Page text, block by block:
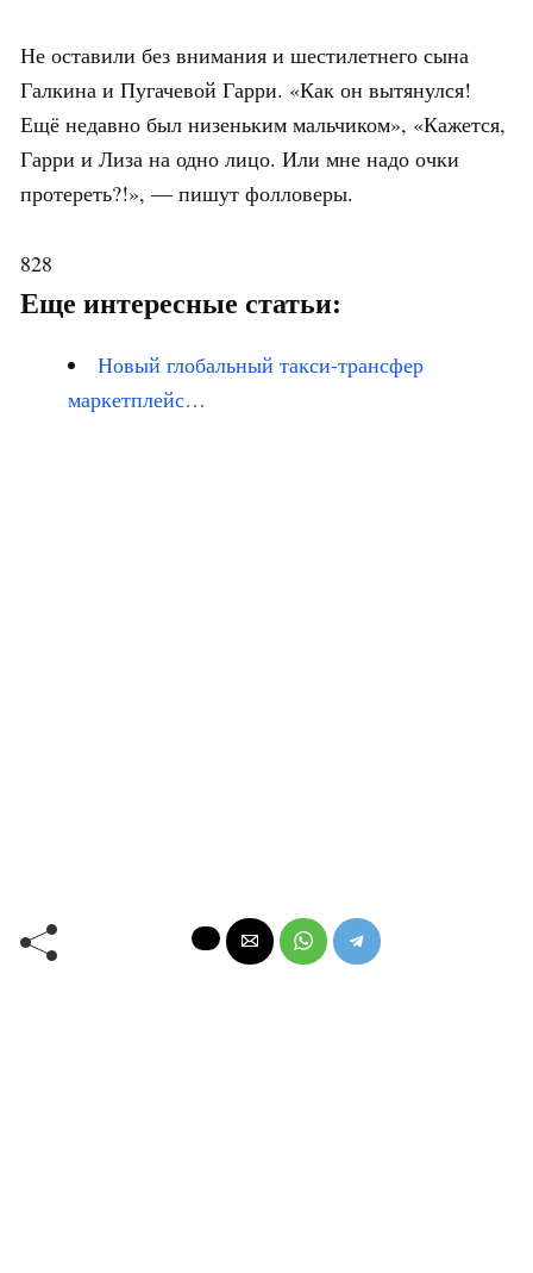
Не оставили без внимания и шестилетнего сына
Галкина и Пугачевой Гарри. «Как он вытянулся!
Ещё недавно был низеньким мальчиком», «Кажется,
Гарри и Лиза на одно лицо. Или мне надо очки
протереть?!», — пишут фолловеры.
828
Еще интересные статьи:
Новый глобальный такси-трансфер
маркетплейс…